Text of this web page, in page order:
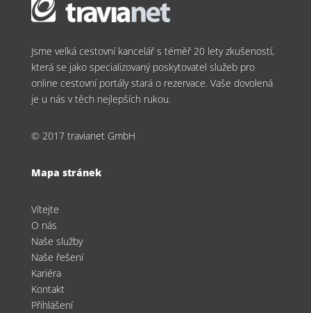
Jsme velká cestovní kancelář s téměř 20 lety zkušeností,
která se jako specializovaný poskytovatel služeb pro
online cestovní portály stará o rezervace. Vaše dovolená
je u nás v těch nejlepších rukou.
© 2017 travianet GmbH
Mapa stránek
Vítejte
O nás
Naše služby
Naše řešení
Kariéra
Kontakt
Přihlášení